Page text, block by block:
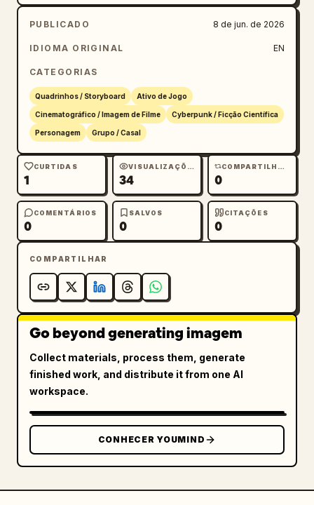
iluminação de contorno dramática, fumaça
volumétrica, desfoque de movimento nos
detritos, reflexos molhados, gradação de cor
laranjas ígneos e vermelho elétrico. Enfatize
dois personagens distintos: 1 cyber-cavaleiro
blindado com lança, 1 atacante de relâmpago
vermelho. Sem texto, sem marca d'água.
PUBLICADO 8 de jun. de 2026
IDIOMA ORIGINAL EN
CATEGORIAS
Quadrinhos / Storyboard Ativo de Jogo
Cinematográfico / Imagem de Filme Cyberpunk / Ficção Científica
Personagem Grupo / Casal
CURTIDAS
1
VISUALIZAÇÕES
34
COMPARTILHAMENTOS
0
COMENTÁRIOS
0
SALVOS
0
CITAÇÕES
0
COMPARTILHAR
Go beyond generating imagem
Collect materials, process them, generate
finished work, and distribute it from one AI
workspace.
CONHECER YOUMIND